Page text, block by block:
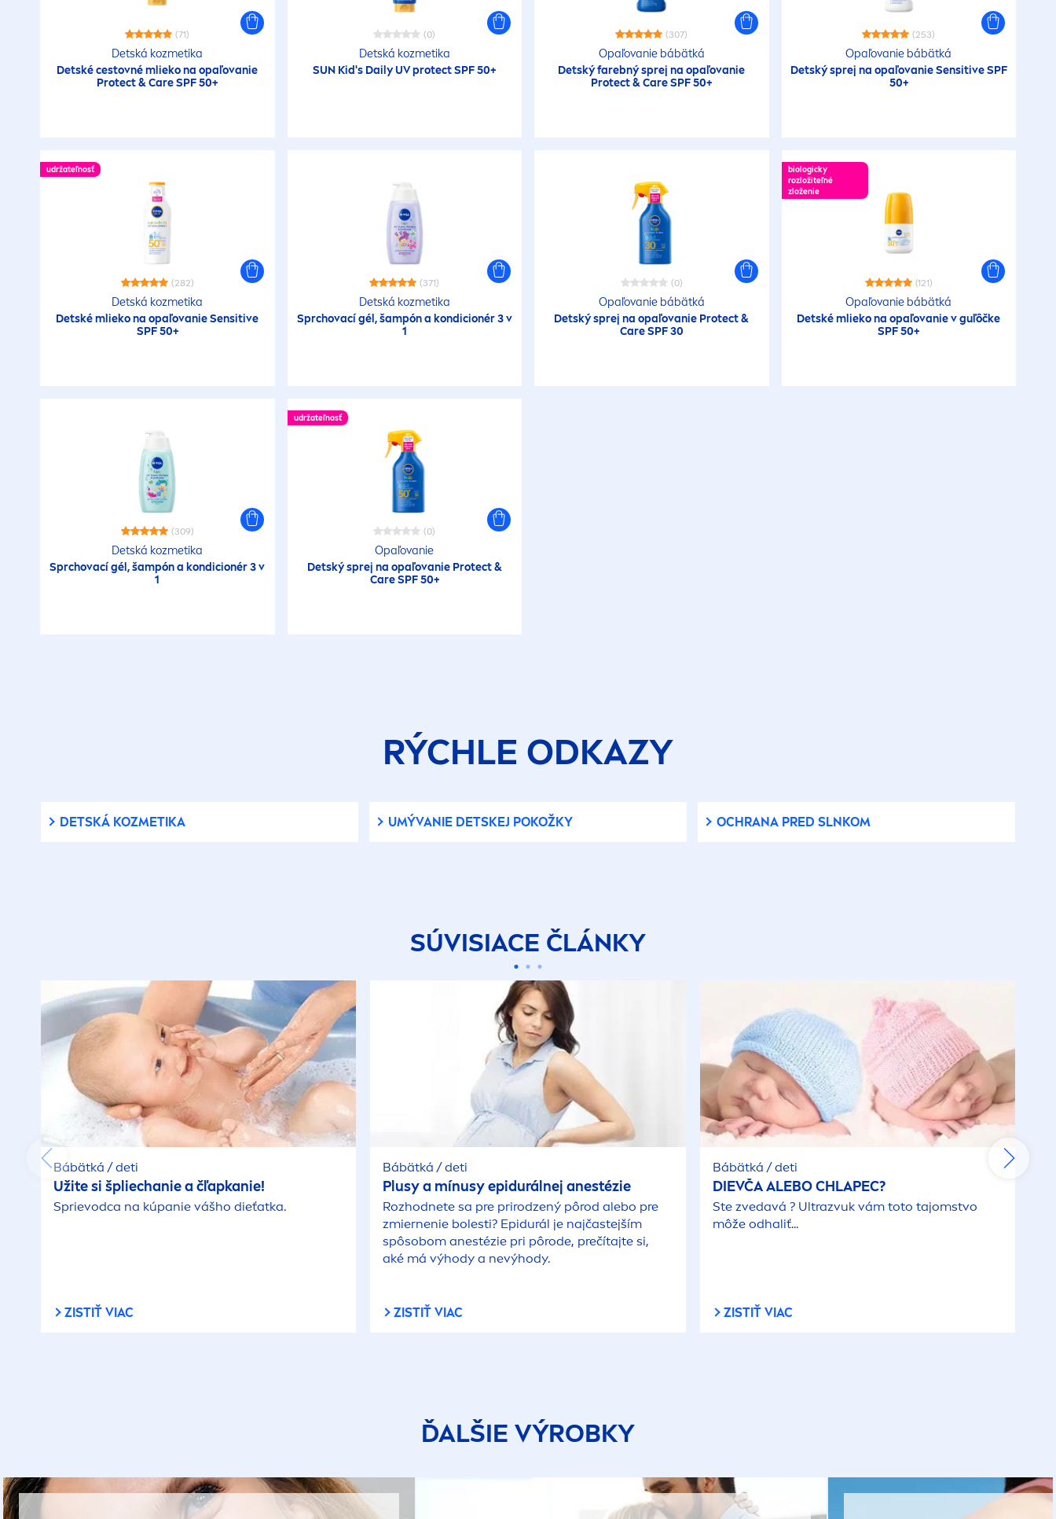
(71)
Detská kozmetika
Detské cestovné mlieko na opaľovanie
Protect&CareSPF 50+
(0)
Detská kozmetika
SUN Kid's Daily UVprotectSPF 50+
(307)
Opaľovanie bábätká
Detský farebný sprej na opaľovanie
Protect&CareSPF 50+
(253)
Opaľovanie bábätká
Detský sprej na opaľovanieSensitiveSPF
50+
udržateľnosť
(282)
Detská kozmetika
Detské mlieko na opaľovanieSensitive
SPF 50+
(371)
Detská kozmetika
Sprchovací gél, šampón a kondicionér 3 v
1
(0)
Opaľovanie bábätká
Detský sprej na opaľovanie Protect&
CareSPF 30
biologicky
rozložiteľné
zloženie
(121)
Opaľovanie bábätká
Detské mlieko na opaľovanie v guľôčke
SPF 50+
(309)
Detská kozmetika
Sprchovací gél, šampón a kondicionér 3 v
1
udržateľnosť
(0)
Opaľovanie
Detský sprej na opaľovanie Protect&
CareSPF 50+
RÝCHLE ODKAZY
DETSKÁ KOZMETIKA UMÝVANIE DETSKEJ POKOŽKY OCHRANA PRED SLNKOM
SÚVISIACE ČLÁNKY
Bábätká / deti
Užite si špliechanie a čľapkanie!
Sprievodca na kúpanie vášho dieťatka.
ZISTIŤ VIAC
Bábätká / deti
Plusy a mínusy epidurálnej anestézie
Rozhodnete sa pre prirodzený pôrod alebo pre
zmiernenie bolesti? Epidurál je najčastejším
spôsobom anestézie pri pôrode, prečítajte si,
aké má výhody a nevýhody.
ZISTIŤ VIAC
Bábätká / deti
DIEVČA ALEBO CHLAPEC?
Ste zvedavá ? Ultrazvuk vám toto tajomstvo
môže odhaliť...
ZISTIŤ VIAC
ĎALŠIE VÝROBKY